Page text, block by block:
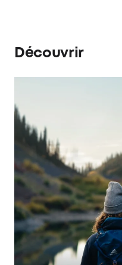
Découvrir